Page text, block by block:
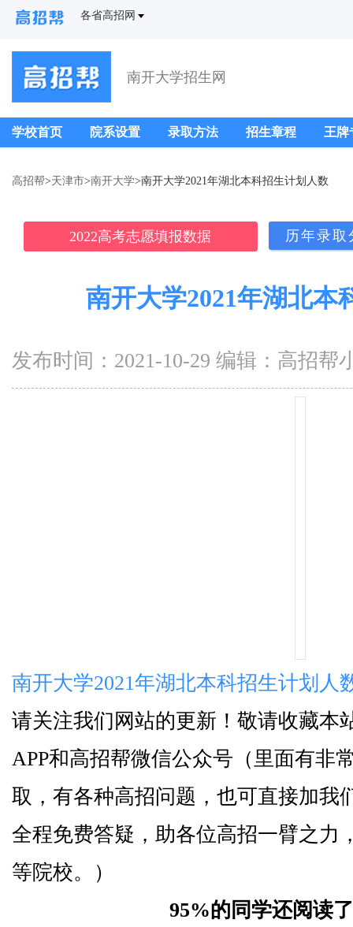
各省高招网
南开大学招生网
学校首页 院系设置 录取方法 招生章程 王牌
高招帮>天津市>南开大学>南开大学2021年湖北本科招生计划人数
2022高考志愿填报数据 历年录
南开大学2021年湖北本
发布时间：2021-10-29 编辑：高招帮
南开大学2021年湖北本科招生计划人
请关注我们网站的更新！敬请收藏本
APP和高招帮微信公众号（里面有非
取，有各种高招问题，也可直接加我
全程免费答疑，助各位高招一臂之力
等院校。）
95%的同学还阅读